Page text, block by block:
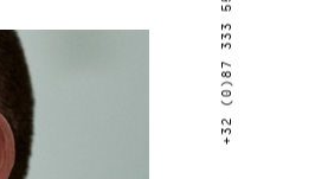
Werbeagentur
Eupen.
+32 (0)87 333 554